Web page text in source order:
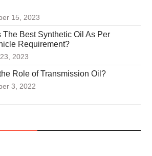
15, 2023
The Best Synthetic Oil As Per
Requirement?
2023
Role of Transmission Oil?
3, 2022